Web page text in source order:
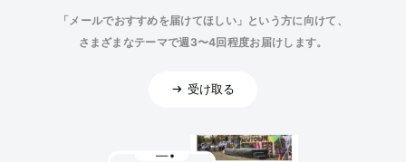
「メールでおすすめを届けてほしい」という方に向けて、
さまざまなテーマで週3〜4回程度お届けします。
受け取る